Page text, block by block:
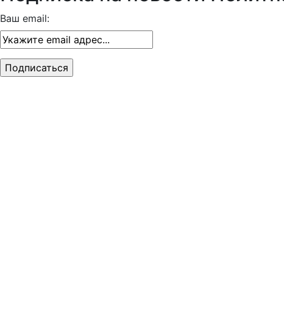
Ваш email: